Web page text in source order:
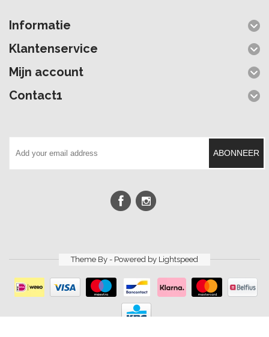
Informatie
Klantenservice
Mijn account
Contact1
ABONNEER
Theme By - Powered by Lightspeed